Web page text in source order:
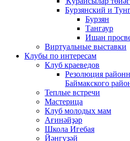
Бурзянский и
Бурзян
Тангаур
Ишан
Виртуальные выставки
Клубы по интересам
Клуб краеведов
Резолюция
Баймакского
Теплые встречи
Мастерица
Клуб молодых мам
Ағинәйҙәр
Школа Игебая
Йәнгүҙәй